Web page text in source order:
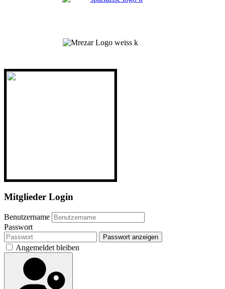
Mitglieder Login
Benutzername
Passwort
Passwort anzeigen
Angemeldet bleiben